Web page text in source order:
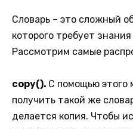
Словарь – это сложный
которого требует
Рассмотрим самые
copy(). С помощью
получить такой же
делается копия. Чтобы